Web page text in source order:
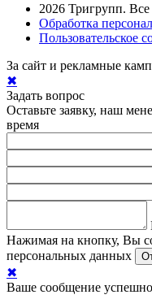
2026 Тригрупп.
Обработка
Пользовательское
За сайт и рекламные
✖
Задать вопрос
Оставьте заявку, наш
время
Нажимая на кнопку, Вы
персональных данных
✖
Ваше сообщение